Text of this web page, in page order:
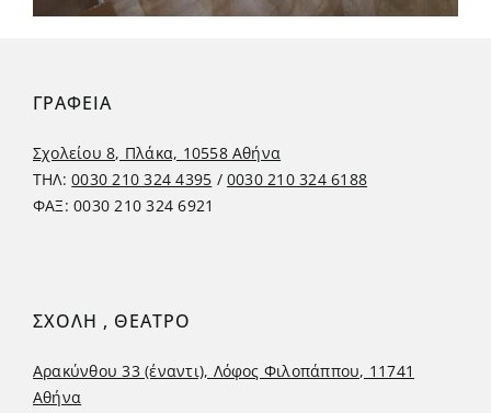
ΓΡΑΦΕΙΑ
Σχολείου 8, Πλάκα, 10558 Αθήνα
ΤΗΛ:0030 210 324 4395 /0030 210 324 6188
ΦΑΞ: 0030 210 324 6921
ΣΧΟΛΗ , ΘΕΑΤΡΟ
Αρακύνθου 33 (έναντι), Λόφος Φιλοπάππου, 11741
Αθήνα